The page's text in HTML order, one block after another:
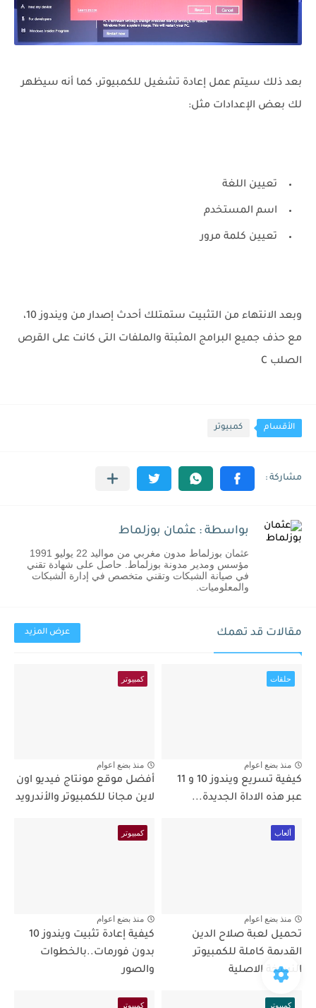
بعد ذلك سيتم عمل إعادة تشغيل للكمبيوتر، كما أنه سيظهر
لك بعض الإعدادات مثل:
تعيين اللغة
اسم المستخدم
تعيين كلمة مرور
وبعد الانتهاء من التثبيت ستمتلك أحدث إصدار من ويندوز 10،
مع حذف جميع البرامج المثبتة والملفات التى كانت على القرص
الصلب C
الأقسام كمبيوتر
بواسطة : عثمان بوزلماط
عثمان بوزلماط مدون مغربي من مواليد 22 يوليو 1991
مؤسس ومدير مدونة بوزلماط. حاصل على شهادة تقني
في صيانة الشبكات وتقني متخصص في إدارة الشبكات
والمعلوميات.
مقالات قد تهمك عرض المزيد
حلقات
منذ بضع اعوام
كيفية تسريع ويندوز 10 و 11
عبر هذه الاداة الجديدة...
كمبيوتر
منذ بضع اعوام
أفضل موقع مونتاج فيديو اون
لاين مجانا للكمبيوتر والأندرويد
ألعاب
منذ بضع اعوام
تحميل لعبة صلاح الدين
القديمة كاملة للكمبيوتر
النسخة الاصلية
كمبيوتر
منذ بضع اعوام
كيفية إعادة تثبيت ويندوز 10
بدون فورمات..بالخطوات
والصور
كمبيوتر كمبيوتر